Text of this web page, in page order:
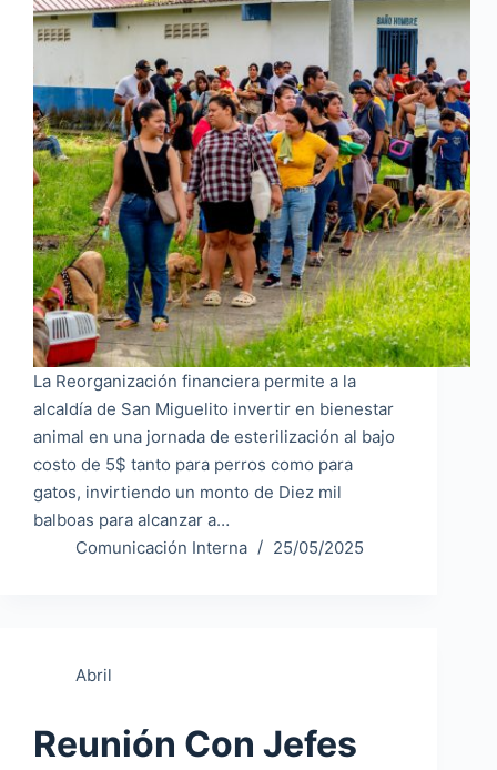
La Reorganización financiera permite a la
alcaldía de San Miguelito invertir en bienestar
animal en una jornada de esterilización al bajo
costo de 5$ tanto para perros como para
gatos, invirtiendo un monto de Diez mil
balboas para alcanzar a…
Comunicación Interna
25/05/2025
Abril
Reunión Con Jefes